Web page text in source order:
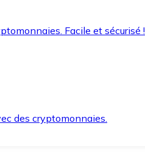
Facile et sécurisé !
des cryptomonnaies.